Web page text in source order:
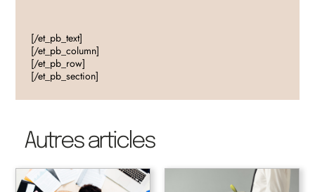
[/et_pb_text]
[/et_pb_column]
[/et_pb_row]
[/et_pb_section]
Autres articles